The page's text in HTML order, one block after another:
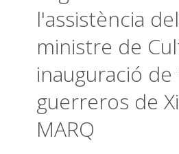
l'assistència
ministre de
inauguració de
guerreros de
MARQ